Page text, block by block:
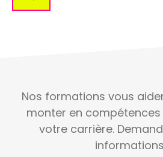
Nos formations vous
monter en
votre carrière.